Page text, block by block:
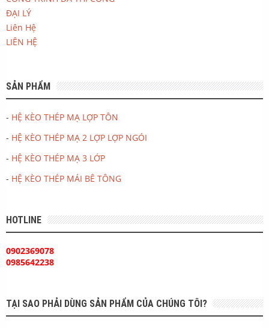
ĐẠI LÝ
Liên Hệ
LIÊN HỆ
SẢN PHẨM
- HỆ KÈO THÉP MẠ LỢP TÔN
- HỆ KÈO THÉP MẠ 2 LỢP LỢP NGÓI
- HỆ KÈO THÉP MẠ 3 LỚP
- HỆ KÈO THÉP MÁI BÊ TÔNG
HOTLINE
0902369078
0985642238
TẠI SAO PHẢI DÙNG SẢN PHẨM CỦA CHÚNG TÔI?